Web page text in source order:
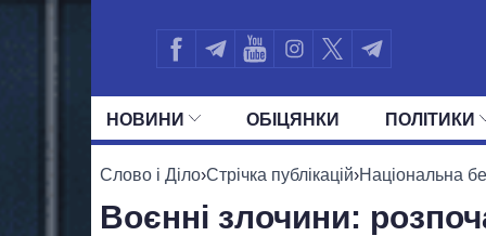
НОВИНИ ОБIЦЯНКИ ПОЛIТИКИ
УСІ ПОЛІТИКИ ПРЕЗИДЕНТ І
Слово і Діло›Стрічка публікацій›Національна
Воєнні злочини: